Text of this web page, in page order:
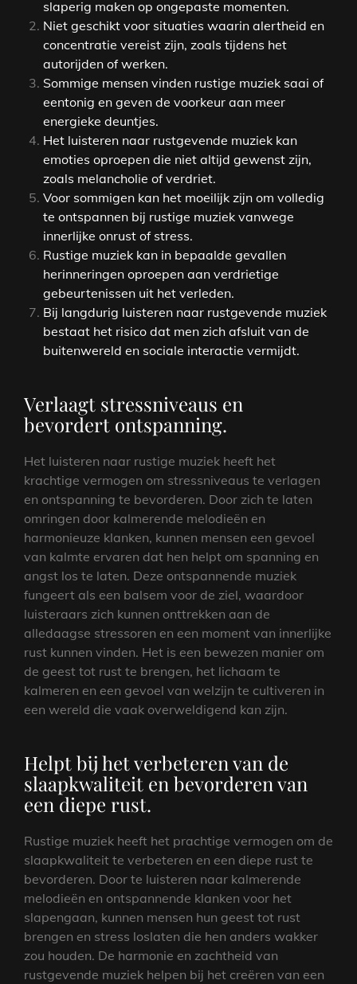
slaperig maken op ongepaste momenten.
Niet geschikt voor situaties waarin alertheid en
concentratie vereist zijn, zoals tijdens het
autorijden of werken.
Sommige mensen vinden rustige muziek saai of
eentonig en geven de voorkeur aan meer
energieke deuntjes.
Het luisteren naar rustgevende muziek kan
emoties oproepen die niet altijd gewenst zijn,
zoals melancholie of verdriet.
Voor sommigen kan het moeilijk zijn om volledig
te ontspannen bij rustige muziek vanwege
innerlijke onrust of stress.
Rustige muziek kan in bepaalde gevallen
herinneringen oproepen aan verdrietige
gebeurtenissen uit het verleden.
Bij langdurig luisteren naar rustgevende muziek
bestaat het risico dat men zich afsluit van de
buitenwereld en sociale interactie vermijdt.
Verlaagt stressniveaus en
bevordert ontspanning.
Het luisteren naar rustige muziek heeft het
krachtige vermogen om stressniveaus te verlagen
en ontspanning te bevorderen. Door zich te laten
omringen door kalmerende melodieën en
harmonieuze klanken, kunnen mensen een gevoel
van kalmte ervaren dat hen helpt om spanning en
angst los te laten. Deze ontspannende muziek
fungeert als een balsem voor de ziel, waardoor
luisteraars zich kunnen onttrekken aan de
alledaagse stressoren en een moment van innerlijke
rust kunnen vinden. Het is een bewezen manier om
de geest tot rust te brengen, het lichaam te
kalmeren en een gevoel van welzijn te cultiveren in
een wereld die vaak overweldigend kan zijn.
Helpt bij het verbeteren van de
slaapkwaliteit en bevorderen van
een diepe rust.
Rustige muziek heeft het prachtige vermogen om de
slaapkwaliteit te verbeteren en een diepe rust te
bevorderen. Door te luisteren naar kalmerende
melodieën en ontspannende klanken voor het
slapengaan, kunnen mensen hun geest tot rust
brengen en stress loslaten die hen anders wakker
zou houden. De harmonie en zachtheid van
rustgevende muziek helpen bij het creëren van een